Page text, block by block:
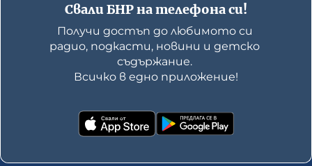
Свали БНР на телефона си!
Получи достъп до любимото си
радио, подкасти, новини и детско
съдържание.
Всичко в едно приложение!